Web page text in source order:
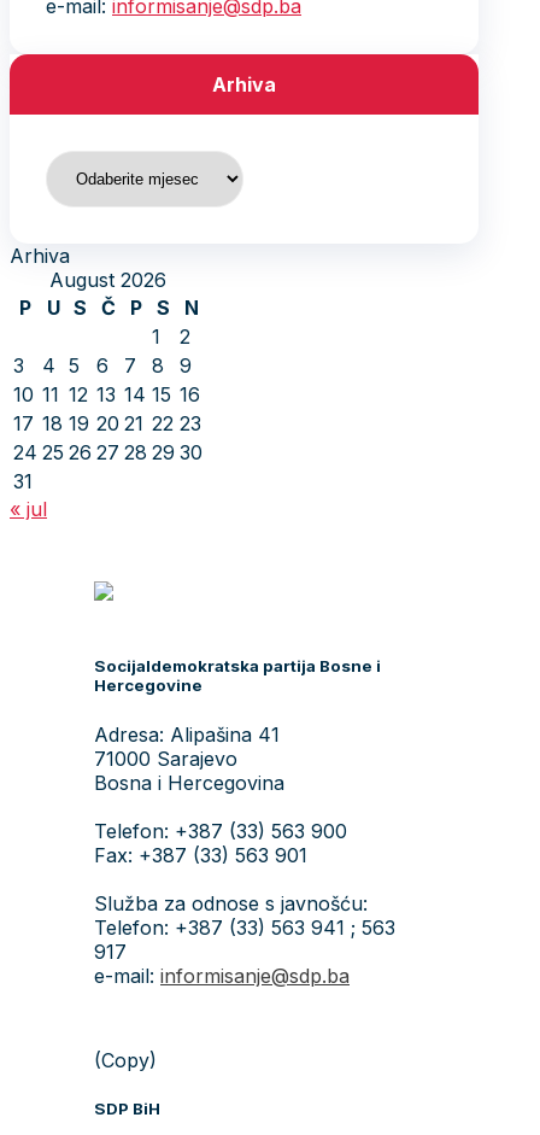
e-mail: informisanje@sdp.ba
Arhiva
Arhiva
Arhiva
August 2026
P
U S Č P S
N
1
2
3
4 5 6 7 8
9
10 11 12 13 14 15 16
17 18 19 20 21 22 23
24 25 26 27 28 29 30
31
« jul
Socijaldemokratska partija Bosne i
Hercegovine
Adresa: Alipašina 41
71000 Sarajevo
Bosna i Hercegovina
Telefon: +387 (33) 563 900
Fax: +387 (33) 563 901
Služba za odnose s javnošću:
Telefon: +387 (33) 563 941 ; 563
917
e-mail: informisanje@sdp.ba
(Copy)
SDP BiH